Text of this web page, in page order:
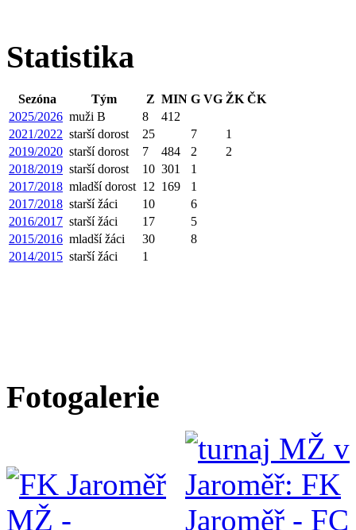
Statistika
Sezóna Tým Z MIN G VG ŽK ČK
2025/2026 muži B 8
412
2021/2022 starší dorost 25 7
1
2019/2020 starší dorost 7 484 2
2
2018/2019 starší dorost 10 301
1
2017/2018 mladší dorost 12 169
1
2017/2018 starší žáci 10
6
2016/2017 starší žáci 17
5
2015/2016 mladší žáci 30
8
2014/2015 starší žáci 1
Fotogalerie